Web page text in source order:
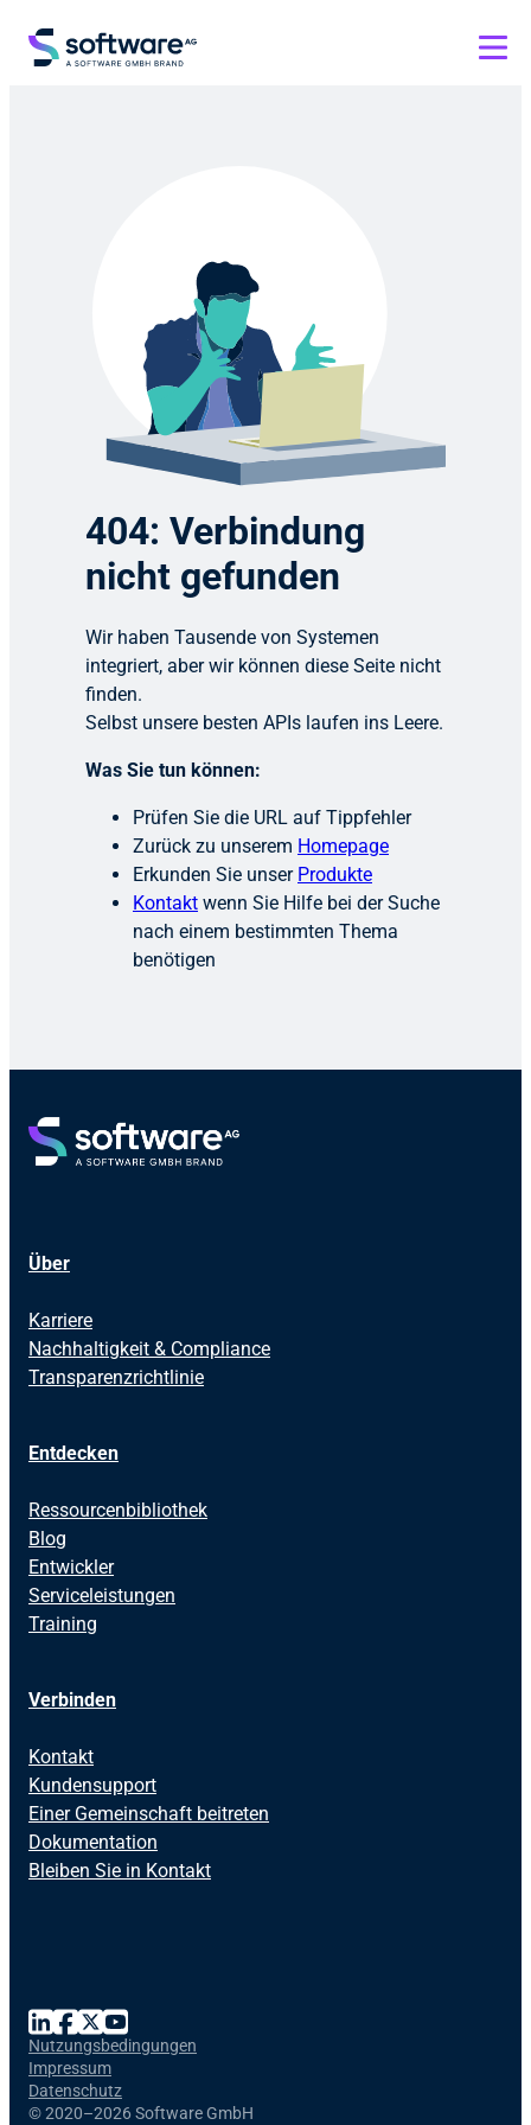
404: Verbindung
nicht gefunden
Wir haben Tausende von Systemen
integriert, aber wir können diese Seite nicht
finden.
Selbst unsere besten APIs laufen ins Leere.
Was Sie tun können:
Prüfen Sie die URL auf Tippfehler
Zurück zu unserem Homepage
Erkunden Sie unser Produkte
Kontakt wenn Sie Hilfe bei der Suche
nach einem bestimmten Thema
benötigen
Über
Karriere
Nachhaltigkeit & Compliance
Transparenzrichtlinie
Entdecken
Ressourcenbibliothek
Blog
Entwickler
Serviceleistungen
Training
Verbinden
Kontakt
Kundensupport
Einer Gemeinschaft beitreten
Dokumentation
Bleiben Sie in Kontakt
©2020–2026 Software GmbH
Nutzungsbedingungen
Impressum
Datenschutz